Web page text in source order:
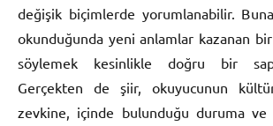
değişik biçimlerde yorumlanabilir.
okunduğunda yeni anlamlar kazanan
söylemek kesinlikle doğru bir
Gerçekten de şiir, okuyucunun
zevkine, içinde bulunduğu duruma ve